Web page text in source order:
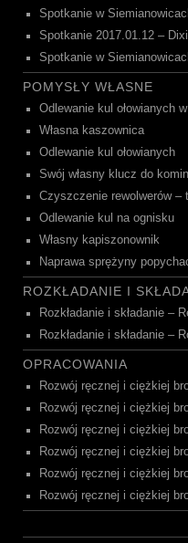
Spotkanie w
Spotkanie 2017.01.12 –
Spotkanie w
POMYSŁY WŁASNE
Odlewanie kul ołowianych
Własna kaszownica
Odlewanie kul ołowianych
Swój własny klucz do
Czyszczenie rewolwerów –
Odlewanie kul na ognisku
Własny kapiszonownik
Naprawa sprężyny
ROZKŁADANIE I
Rozkładanie i składanie –
Rozkładanie i składanie –
OPRACOWANIA
Rozwój ręcznej i ciężkiej
Rozwój ręcznej i ciężkiej
Rozwój ręcznej i ciężkiej
Rozwój ręcznej i ciężkiej
Rozwój ręcznej i ciężkiej
Rozwój ręcznej i ciężkiej